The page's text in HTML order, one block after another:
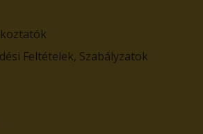
Feltételek, Szabályzatok